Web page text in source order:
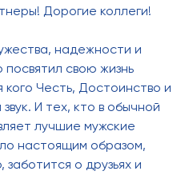
Дорогие коллеги!
надежности и
посвятил свою жизнь
Честь, Достоинство и
И тех, кто в обычной
лучшие мужские
настоящим образом,
о друзьях и